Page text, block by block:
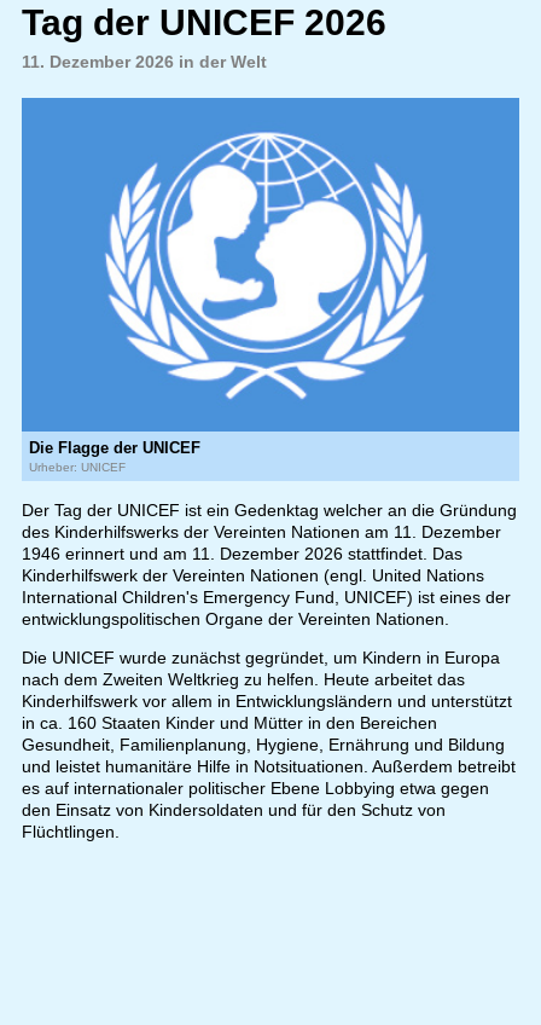
Tag der UNICEF 2026
11. Dezember 2026 in der Welt
Die Flagge der UNICEF
Urheber: UNICEF
Der Tag der UNICEF ist ein Gedenktag welcher an die Gründung
des Kinderhilfswerks der Vereinten Nationen am 11. Dezember
1946 erinnert und am 11. Dezember 2026 stattfindet. Das
Kinderhilfswerk der Vereinten Nationen (engl. United Nations
International Children's Emergency Fund, UNICEF) ist eines der
entwicklungspolitischen Organe der Vereinten Nationen.
Die UNICEF wurde zunächst gegründet, um Kindern in Europa
nach dem Zweiten Weltkrieg zu helfen. Heute arbeitet das
Kinderhilfswerk vor allem in Entwicklungsländern und unterstützt
in ca. 160 Staaten Kinder und Mütter in den Bereichen
Gesundheit, Familienplanung, Hygiene, Ernährung und Bildung
und leistet humanitäre Hilfe in Notsituationen. Außerdem betreibt
es auf internationaler politischer Ebene Lobbying etwa gegen
den Einsatz von Kindersoldaten und für den Schutz von
Flüchtlingen.